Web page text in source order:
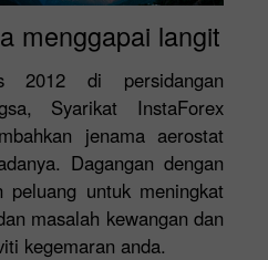
menggapai langit
2012 di persidangan
Syarikat InstaForex
jenama aerostat
Dagangan dengan
peluang untuk meningkat
masalah kewangan dan
kegemaran anda.